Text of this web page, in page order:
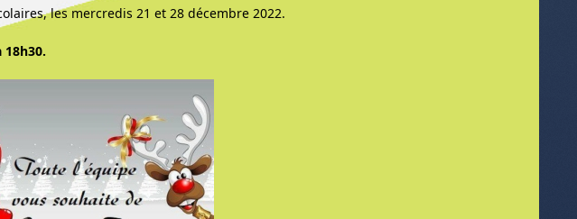
les mercredis 21 et 28 décembre 2022.